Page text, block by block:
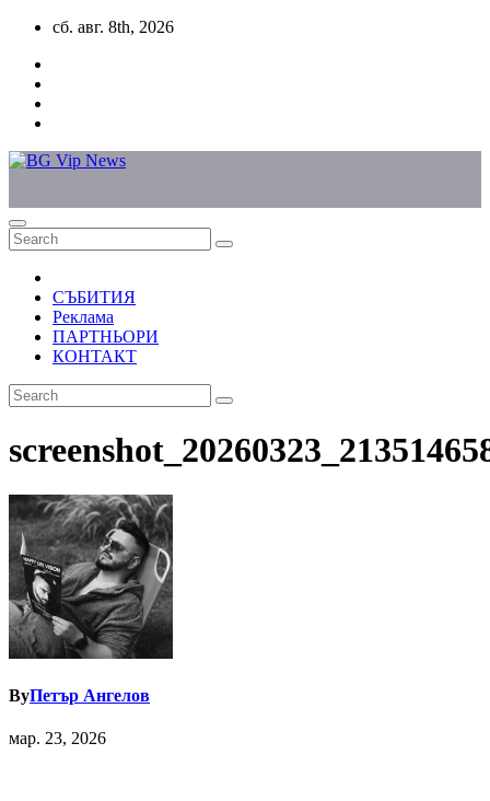
Skip
content
сб. авг. 8th, 2026
СЪБИТИЯ
Реклама
ПАРТНЬОРИ
КОНТАКТ
ByПетър Ангелов
мар. 23, 2026